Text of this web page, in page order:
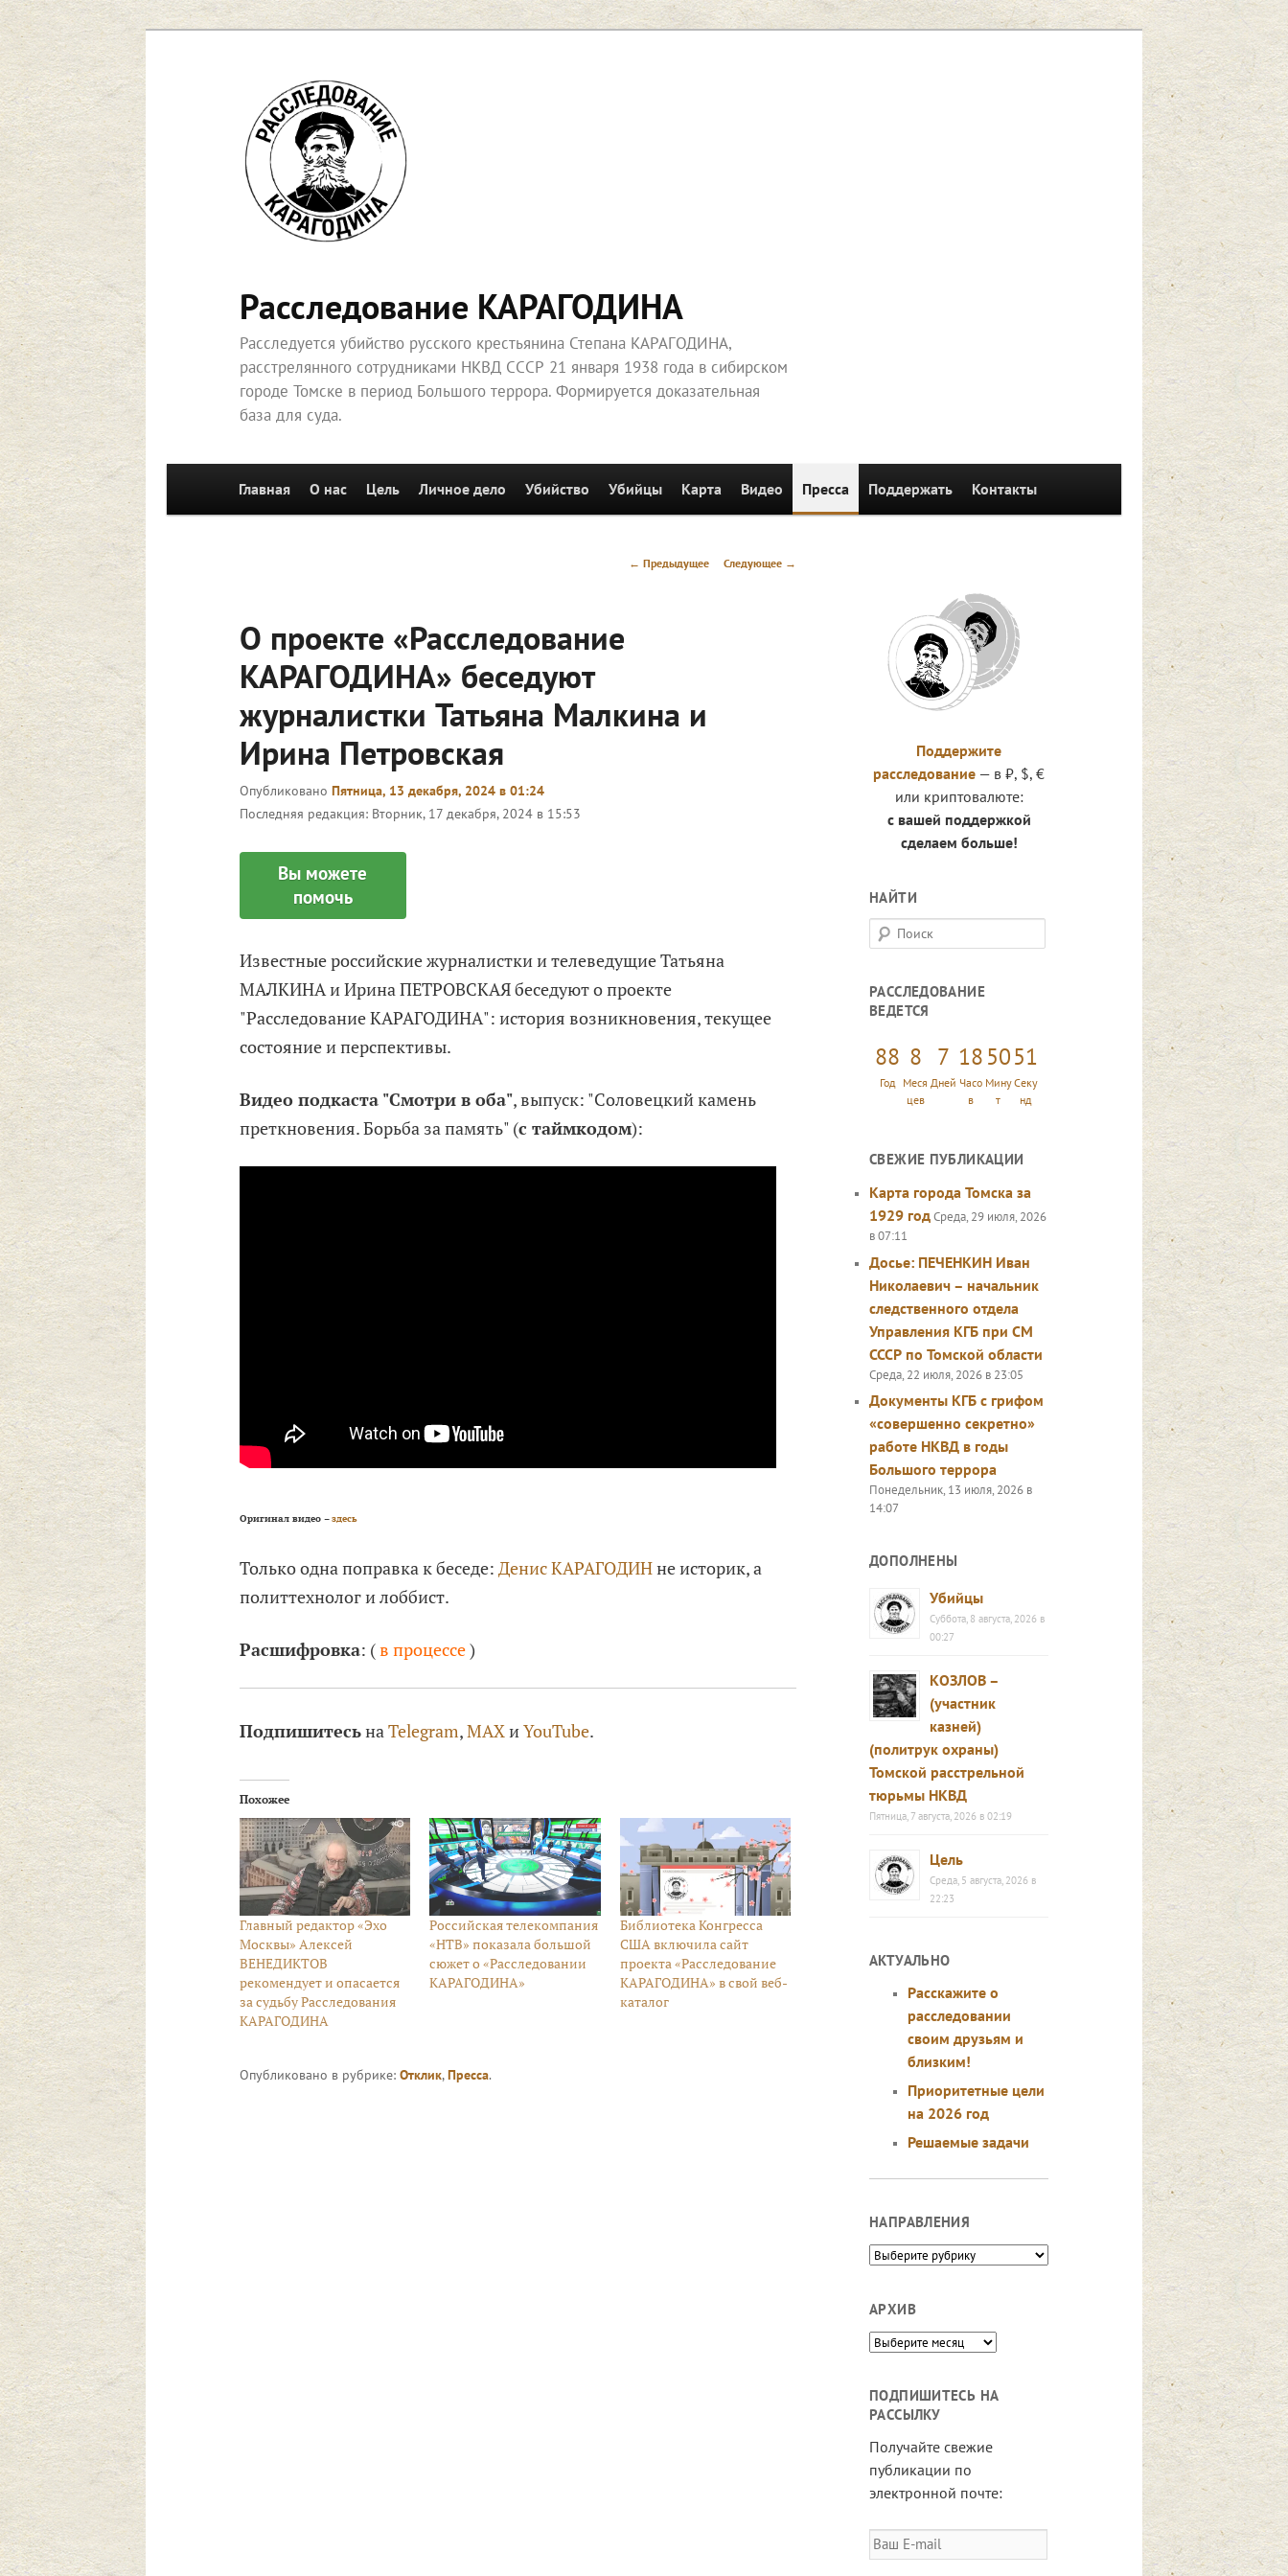
Перейти
к
основному
содержимому
Расследование КАРАГОДИНА
Расследуется убийство русского крестьянина Степана КАРАГОДИНА,
расстрелянного сотрудниками НКВД СССР 21 января 1938 года в сибирском
городе Томске в период Большого террора. Формируется доказательная
база для суда.
Перейти к основному содержимому
Главная О нас Цель Личное дело Убийство Убийцы Карта Видео Пресса Поддержать Контакты
Навигация
← Предыдущее Следующее →
О проекте «Расследование
КАРАГОДИНА» беседуют
журналистки Татьяна Малкина и
Ирина Петровская
Опубликовано Пятница, 13 декабря, 2024 в 01:24
Последняя редакция: Вторник, 17 декабря, 2024 в 15:53
Вы можете
помочь
Известные российские журналистки и телеведущие Татьяна
МАЛКИНА и Ирина ПЕТРОВСКАЯ беседуют о проекте
"Расследование КАРАГОДИНА": история возникновения, текущее
состояние и перспективы.
Видео подкаста "Смотри в оба", выпуск: "Соловецкий камень
преткновения. Борьба за память" (с таймкодом):
Оригинал видео –здесь
Только одна поправка к беседе: Денис КАРАГОДИНне историк, а
политтехнолог и лоббист.
Расшифровка: (в процессе)
ПодпишитесьнаTelegram,MAXиYouTube.
Похожее
Главный редактор «Эхо
Москвы» Алексей
ВЕНЕДИКТОВ
рекомендует и опасается
за судьбу Расследования
КАРАГОДИНА
Российская телекомпания
«НТВ» показала большой
сюжет о «Расследовании
КАРАГОДИНА»
Библиотека Конгресса
США включила сайт
проекта «Расследование
КАРАГОДИНА» в свой веб-
каталог
Опубликовано в рубрике: Отклик,Пресса.
Поддержите
расследование — в ₽, $, €
или криптовалюте:
с вашей поддержкой
сделаем больше!
НАЙТИ
П
о
с
к
РАССЛЕДОВАНИЕ
ВЕДЕТСЯ
88
Год
8
Меся
цев
7
Дней
18
Часо
в
50
Мину
т
52
Секу
нд
СВЕЖИЕ ПУБЛИКАЦИИ
Карта города Томска за
1929 годСреда, 29 июля, 2026
в 07:11
Досье: ПЕЧЕНКИН Иван
Николаевич – начальник
следственного отдела
Управления КГБ при СМ
СССР по Томской области
Среда, 22 июля, 2026 в 23:05
Документы КГБ с грифом
«совершенно секретно»
работе НКВД в годы
Большого террора
Понедельник, 13 июля, 2026 в
14:07
ДОПОЛНЕНЫ
Убийцы
Суббота, 8 августа, 2026 в
00:27
КОЗЛОВ –
(участник
казней)
(политрук охраны)
Томской расстрельной
тюрьмы НКВД
Пятница, 7 августа, 2026 в 02:19
Цель
Среда, 5 августа, 2026 в
22:23
АКТУАЛЬНО
Расскажите о
расследовании
своим друзьям и
близким!
Приоритетные цели
на 2026 год
Решаемые задачи
НАПРАВЛЕНИЯ
Направления
АРХИВ
Архив
ПОДПИШИТЕСЬ НА
РАССЫЛКУ
Получайте свежие
публикации по
электронной почте:
Ваш
E-